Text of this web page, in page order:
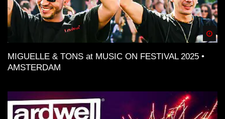
MIGUELLE & TONS at MUSIC ON FESTIVAL 2025 •
AMSTERDAM